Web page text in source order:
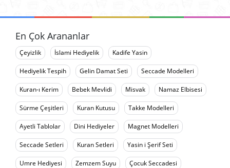
En Çok Arananlar
Çeyizlik İslami Hediyelik Kadife Yasin
Hediyelik Tespih Gelin Damat Seti Seccade Modelleri
Kuran-ı Kerim Bebek Mevlidi Misvak Namaz Elbisesi
Sürme Çeşitleri Kuran Kutusu Takke Modelleri
Ayetli Tablolar Dini Hediyeler Magnet Modelleri
Seccade Setleri Kuran Setleri Yasin i Şerif Seti
Umre Hediyesi Zemzem Suyu Çocuk Seccadesi